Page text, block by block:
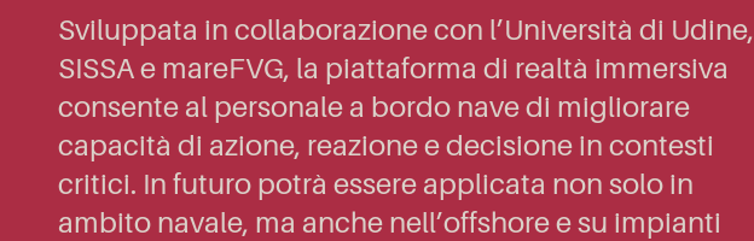
Sviluppata in collaborazione con l’Università di Udine,
SISSA e mareFVG, la piattaforma di realtà immersiva
consente al personale a bordo nave di migliorare
capacità di azione, reazione e decisione in contesti
critici. In futuro potrà essere applicata non solo in
ambito navale, ma anche nell’offshore e su impianti